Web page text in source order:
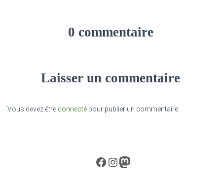
0 commentaire
Laisser un commentaire
Vous devez être connecté pour publier un commentaire.
Facebook InstagramMastodon